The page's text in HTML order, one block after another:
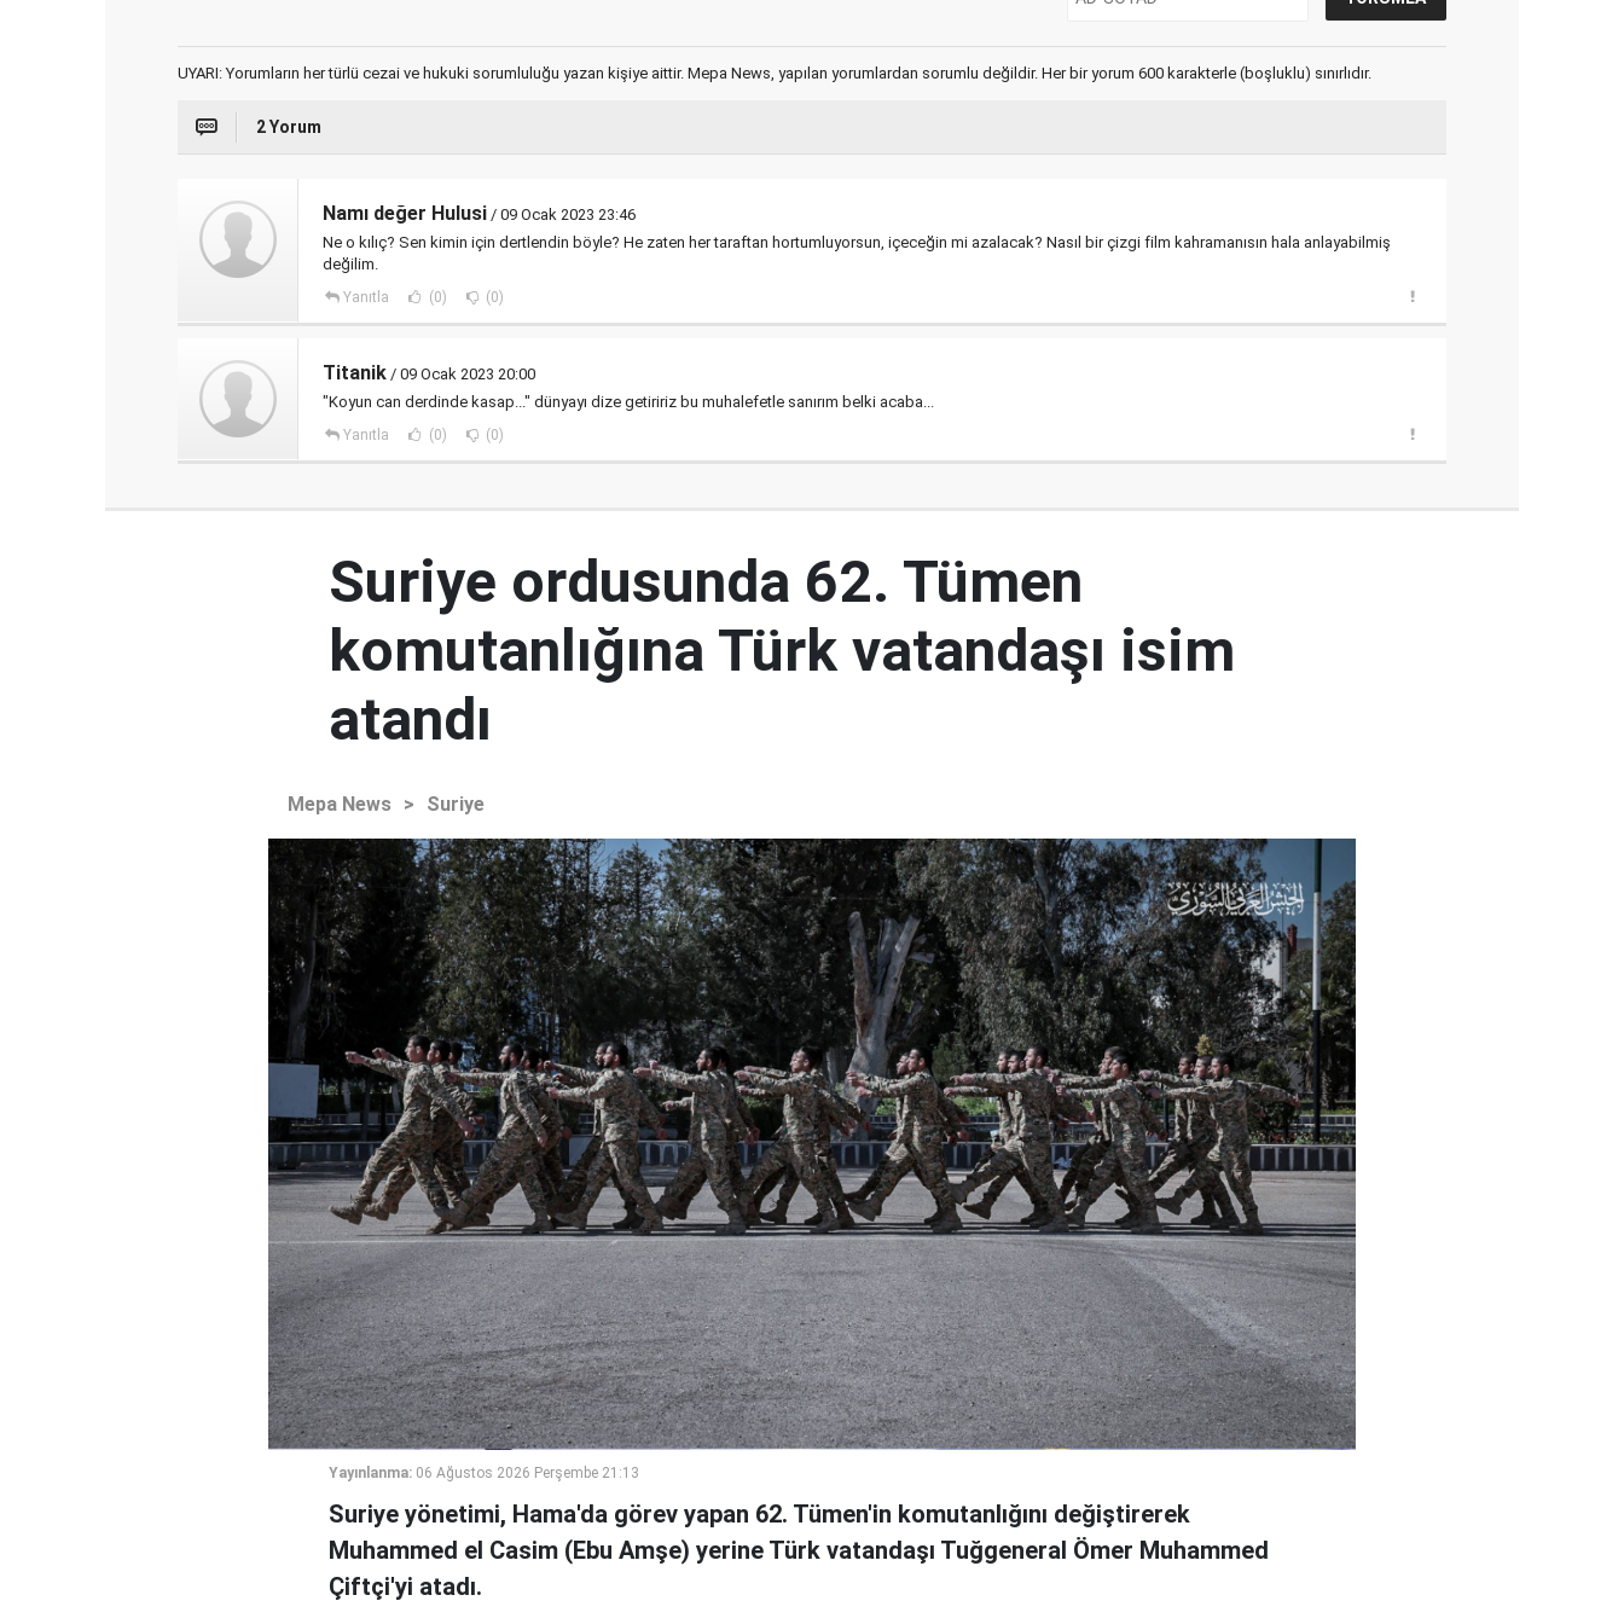
UYARI: Yorumların her türlü cezai ve hukuki sorumluluğu yazan kişiye aittir. Mepa News, yapılan yorumlardan sorumlu değildir. Her bir yorum 600 karakterle (boşluklu) sınırlıdır.
2 Yorum
Namı değer Hulusi / 09 Ocak 2023 23:46
Ne o kılıç? Sen kimin için dertlendin böyle? He zaten her taraftan hortumluyorsun, içeceğin mi azalacak? Nasıl bir çizgi film kahramanısın hala anlayabilmiş
değilim.
Yanıtla (0) (0)
Titanik / 09 Ocak 2023 20:00
"Koyun can derdinde kasap..." dünyayı dize getiririz bu muhalefetle sanırım belki acaba...
Yanıtla (0) (0)
Suriye ordusunda 62. Tümen
komutanlığına Türk vatandaşı isim
atandı
Mepa News > Suriye
Yayınlanma: 06 Ağustos 2026 Perşembe 21:13
Suriye yönetimi, Hama'da görev yapan 62. Tümen'in komutanlığını değiştirerek
Muhammed el Casim (Ebu Amşe) yerine Türk vatandaşı Tuğgeneral Ömer Muhammed
Çiftçi'yi atadı.